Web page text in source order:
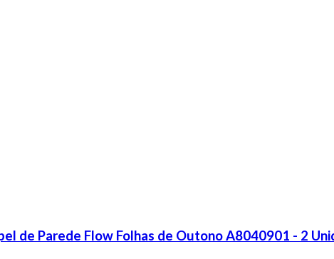
de Parede Flow Folhas de Outono A8040901 - 2